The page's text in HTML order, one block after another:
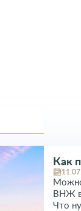
Как
ВНЖ в
Что